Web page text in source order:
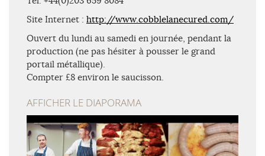
Site Internet : http://www.cobblelanecured.com/
Ouvert du lundi au samedi en journée, pendant la
production (ne pas hésiter à pousser le grand
portail métallique).
Compter £8 environ le saucisson.
AFFICHER LE DIAPORAMA